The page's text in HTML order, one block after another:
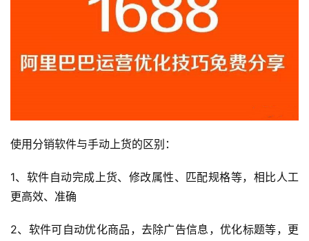
使用分销软件与手动上货的区别：
1、软件自动完成上货、修改属性、匹配规格等，相比人工
更高效、准确
2、软件可自动优化商品，去除广告信息，优化标题等，更